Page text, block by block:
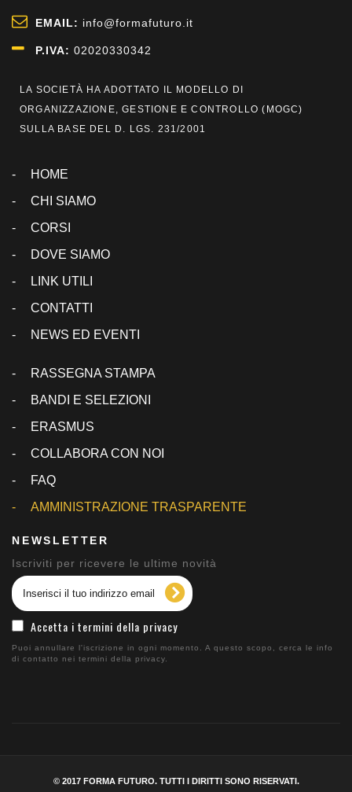
EMAIL: info@formafuturo.it
P.IVA: 02020330342
LA SOCIETÀ HA ADOTTATO IL MODELLO DI
ORGANIZZAZIONE, GESTIONE E CONTROLLO ( MOGC)
SULLA BASE DEL D. LGS. 231/2001
HOME
CHI SIAMO
CORSI
DOVE SIAMO
LINK UTILI
CONTATTI
NEWS ED EVENTI
RASSEGNA STAMPA
BANDI E SELEZIONI
ERASMUS
COLLABORA CON NOI
FAQ
AMMINISTRAZIONE TRASPARENTE
NEWSLETTER
Iscriviti per ricevere le ultime novità
Accetta i termini della privacy
Puoi annullare l'iscrizione in ogni momento. A questo scopo, cerca le info
di contatto nei termini della privacy.
© 2017 FORMA FUTURO. TUTTI I DIRITTI SONO RISERVATI.